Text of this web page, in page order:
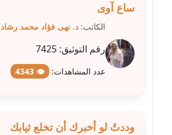
مدونة عبير عبد الرحيم (ماعت)
مدونة عبير عزاوي
عاملة
ساع آوى
الكاتب: د. نهى فؤاد محمد رشاد
رقم التوثيق: 7425
عدد المشاهدات: 👁 4343
وددتُ لو أخبرك أن تخلع ثيابك